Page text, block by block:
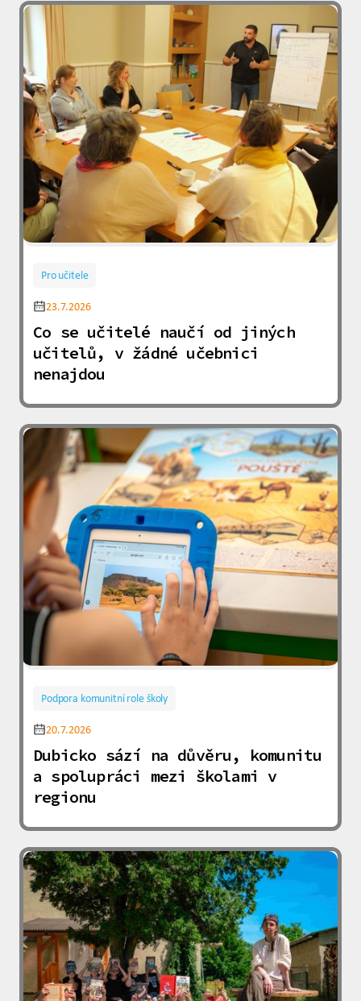
Pro učitele
23.7.2026
Co se učitelé naučí od jiných
učitelů, v žádné učebnici
nenajdou
Podpora komunitní role školy
20.7.2026
Dubicko sází na důvěru, komunitu
a spolupráci mezi školami v
regionu